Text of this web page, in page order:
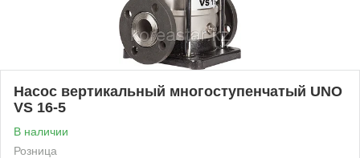
Насос вертикальный многоступенчатый UNO
VS 16-5
В наличии
Розница